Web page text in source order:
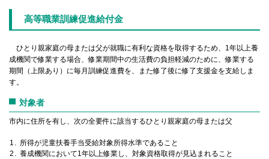
高等職業訓練促進給付金
ひとり親家庭の母または父が就職に有利な資格を取得するため、1年以上養
成機関で修業する場合、修業期間中の生活費の負担軽減のために、修業する
期間（上限あり）に毎月訓練促進費を、また修了後に修了支援金を支給しま
す。
対象者
市内に住所を有し、次の全要件に該当するひとり親家庭の母または父
所得が児童扶養手当受給対象所得水準であること
養成機関において1年以上修業し、対象資格取得が見込まれること